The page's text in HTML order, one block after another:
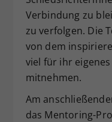
Verbindung zu
zu verfolgen. Die
von dem
viel für ihr
mitnehmen.
Am
das Mentoring-